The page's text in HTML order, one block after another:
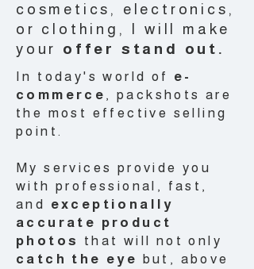
cosmetics, electronics,
or clothing, I will make
your offer stand out.
In today's world of e-
commerce , packshots are
the most effective selling
point.
My services provide you
with professional, fast,
and exceptionally
accurate product
photos
that will not only
catch the eye but, above